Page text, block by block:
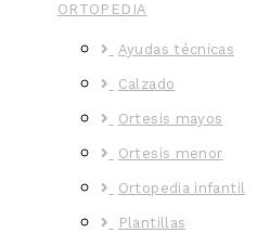
ORTOPEDIA
Ayudas técnicas
Calzado
Ortesis mayos
Ortesis menor
Ortopedia infantil
Plantillas